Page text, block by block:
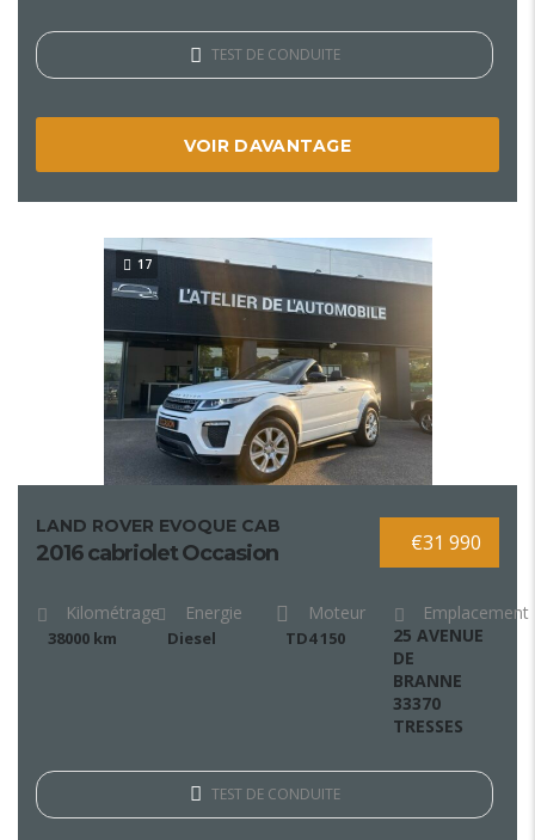
TEST DE CONDUITE
VOIR DAVANTAGE
17
€31 990
LAND ROVER EVOQUE CAB
2016 cabriolet Occasion
Kilométrage
38000 km
Energie
Diesel
Moteur
TD4 150
Emplacement
25 AVENUE
DE
BRANNE
33370
TRESSES
TEST DE CONDUITE